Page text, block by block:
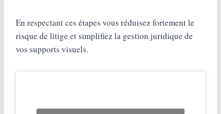
En respectant ces étapes vous réduisez fortement le
risque de litige et simplifiez la gestion juridique de
vos supports visuels.